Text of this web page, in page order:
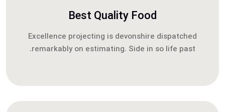
Best Quality Food
Excellence projecting is devonshire dispatched
remarkably on estimating. Side in so life past.